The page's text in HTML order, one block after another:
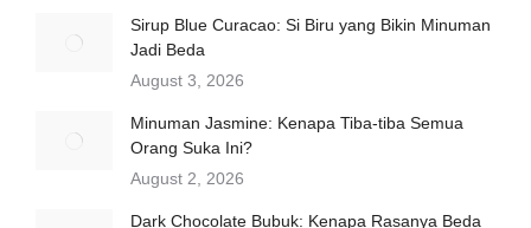
Sirup Blue Curacao: Si Biru yang Bikin Minuman
Jadi Beda
August 3, 2026
Minuman Jasmine: Kenapa Tiba-tiba Semua
Orang Suka Ini?
August 2, 2026
Dark Chocolate Bubuk: Kenapa Rasanya Beda